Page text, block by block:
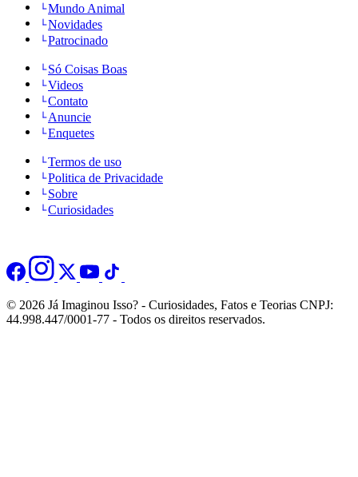
Mundo Animal
Novidades
Patrocinado
Só Coisas Boas
Videos
Contato
Anuncie
Enquetes
Termos de uso
Politica de Privacidade
Sobre
Curiosidades
© 2026 Já Imaginou Isso? - Curiosidades, Fatos e Teorias CNPJ:
44.998.447/0001-77 - Todos os direitos reservados.